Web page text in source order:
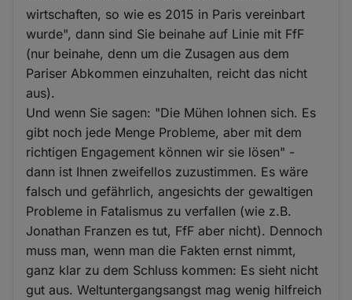
wirtschaften, so wie es 2015 in Paris vereinbart
wurde", dann sind Sie beinahe auf Linie mit FfF
(nur beinahe, denn um die Zusagen aus dem
Pariser Abkommen einzuhalten, reicht das nicht
aus).
Und wenn Sie sagen: "Die Mühen lohnen sich. Es
gibt noch jede Menge Probleme, aber mit dem
richtigen Engagement können wir sie lösen" -
dann ist Ihnen zweifellos zuzustimmen. Es wäre
falsch und gefährlich, angesichts der gewaltigen
Probleme in Fatalismus zu verfallen (wie z.B.
Jonathan Franzen es tut, FfF aber nicht). Dennoch
muss man, wenn man die Fakten ernst nimmt,
ganz klar zu dem Schluss kommen: Es sieht nicht
gut aus. Weltuntergangsangst mag wenig hilfreich